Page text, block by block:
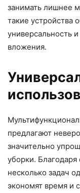
занимать лишнее
такие устройства
универсальность
вложения.
предлагают
значительно
уборки.
несколько задач
экономят время и